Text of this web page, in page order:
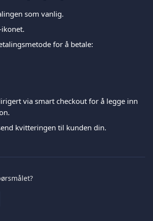
som vanlig.
ikonet.
for å betale:
via smart checkout for å legge inn
kvitteringen til kunden din.